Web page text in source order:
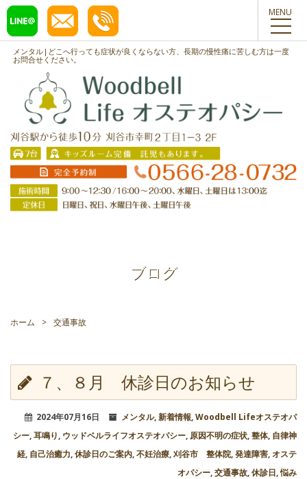
メンタル|どこへ行っても症状が良くならない方、長期の慢性痛に苦しむ方は一度
お問合せください。
ブログ
ホーム > 交通事故
７、８月 休診日のお知らせ
2024年07月16日 メンタル,新着情報,Woodbell Lifeオステオパ
シー,耳鳴り, ウッドベルライフオステオパシー, 原因不明の症状,整体, 自律神
経, 自己治癒力,休診日のご案内,不妊治療,刈谷市 整体院,発達障害,オステ
オパシー,交通事故,休診日,悩み